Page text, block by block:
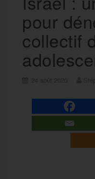
pour
collectif